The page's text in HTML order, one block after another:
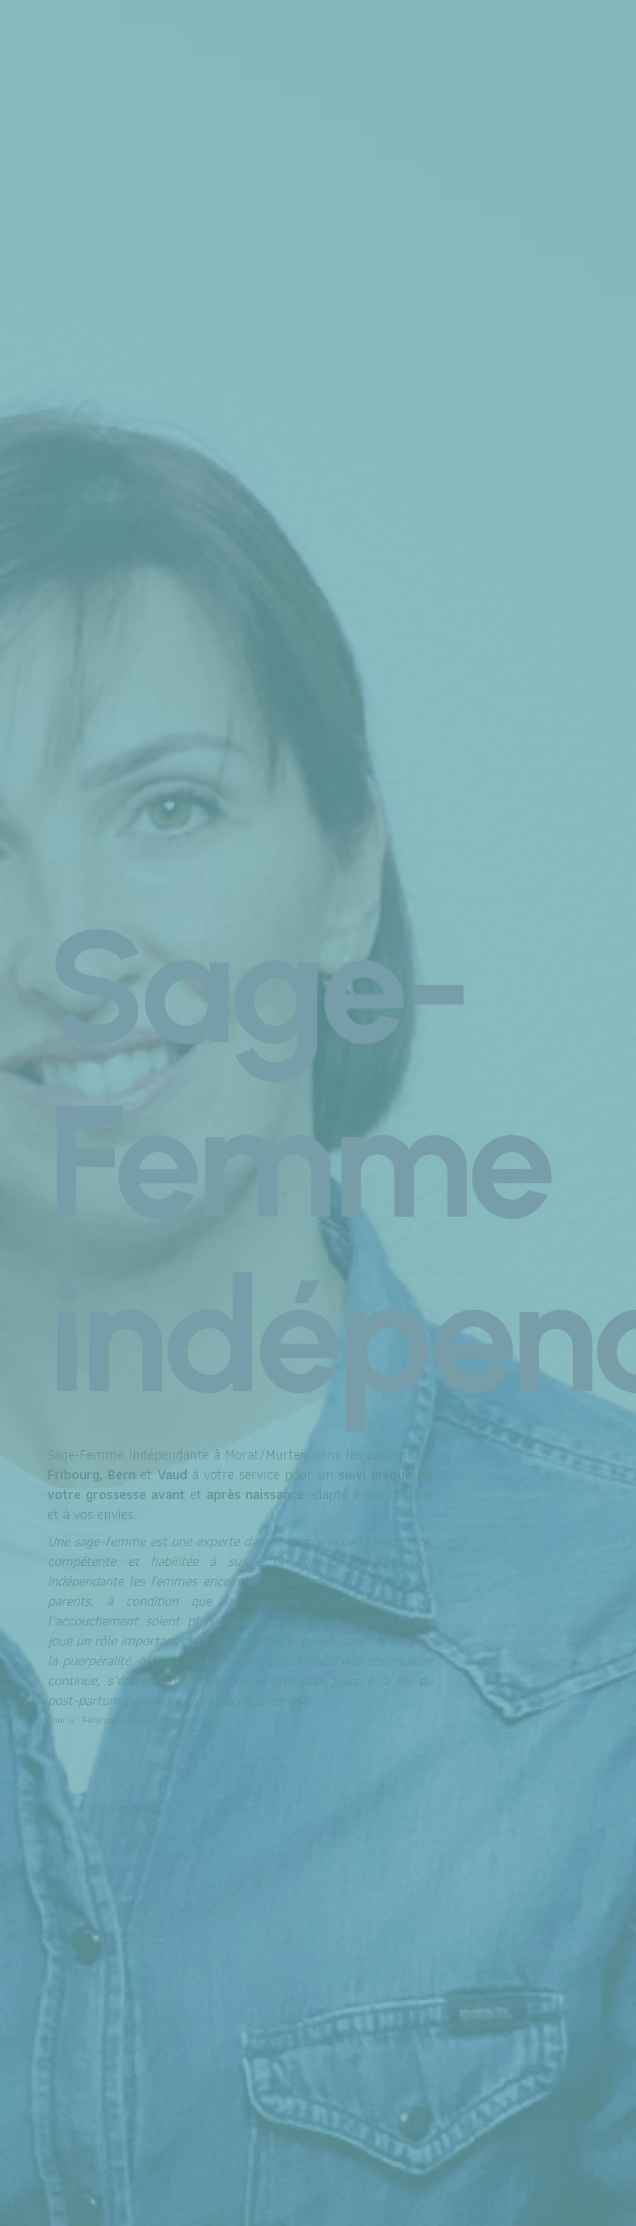
Sage-
Femme
Sage-Femme indépendante à Morat/Murten dans les cantons de
Fribourg, Bern et Vaud à votre service pour un suivi unique de
votre grossesse avant et après naissance adapté à vos besoins
et à vos envies.
Une sage-femme est une experte dans le domaine de la maternité,
compétente et habilitée à suivre et conseiller de manière
indépendante les femmes enceintes, les femmes en travail et les
parents, à condition que la grossesse, l’accouchement et
l’accouchement soient physiologiques (sans complications). Elle
joue un rôle important chez la femme et le couple tout au long de
la puerpéralité, offrant notamment la possibilité d’une observation
continue, s’étendant du début de la grossesse jusqu’à la fin du
post-partum pouvant inclure l’accouchement.
Source : Fédération suisse des sages-femmes